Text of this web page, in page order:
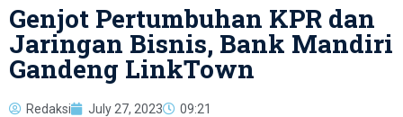
Genjot Pertumbuhan KPR dan
Jaringan Bisnis, Bank Mandiri
Gandeng LinkTown
Redaksi July 27, 2023 09:21